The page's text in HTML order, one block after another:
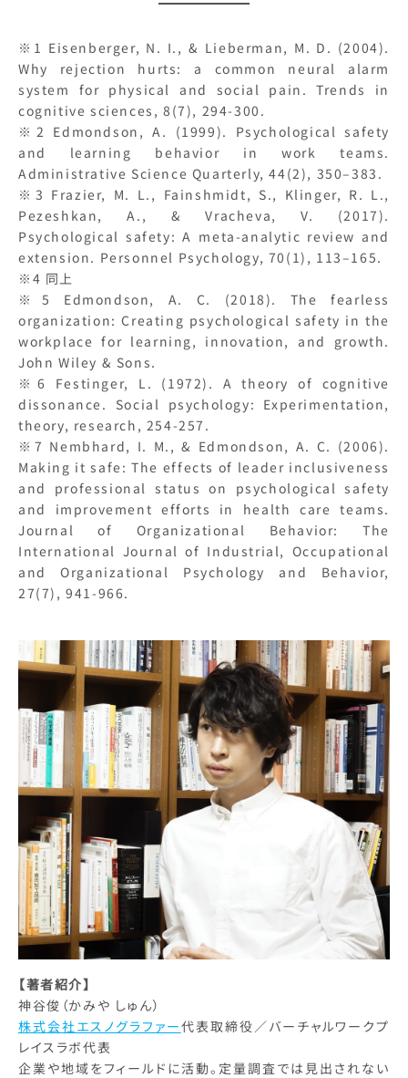
※1 Eisenberger, N. I., & Lieberman, M. D. (2004).
Why rejection hurts: a common neural alarm
system for physical and social pain. Trends in
cognitive sciences, 8(7), 294-300.
※2 Edmondson, A. (1999). Psychological safety
and learning behavior in work teams.
Administrative Science Quarterly, 44(2), 350–383.
※3 Frazier, M. L., Fainshmidt, S., Klinger, R. L.,
Pezeshkan, A., & Vracheva, V. (2017).
Psychological safety: A meta-analytic review and
extension. Personnel Psychology, 70(1), 113–165.
※4 同上
※5 Edmondson, A. C. (2018). The fearless
organization: Creating psychological safety in the
workplace for learning, innovation, and growth.
John Wiley & Sons.
※6 Festinger, L. (1972). A theory of cognitive
dissonance. Social psychology: Experimentation,
theory, research, 254-257.
※7 Nembhard, I. M., & Edmondson, A. C. (2006).
Making it safe: The effects of leader inclusiveness
and professional status on psychological safety
and improvement efforts in health care teams.
Journal of Organizational Behavior: The
International Journal of Industrial, Occupational
and Organizational Psychology and Behavior,
27(7), 941-966.
【著者紹介】
神谷俊（かみや しゅん）
株式会社エスノグラファー代表取締役／バーチャルワークプ
レイスラボ代表
企業や地域をフィールドに活動。定量調査では見出されない